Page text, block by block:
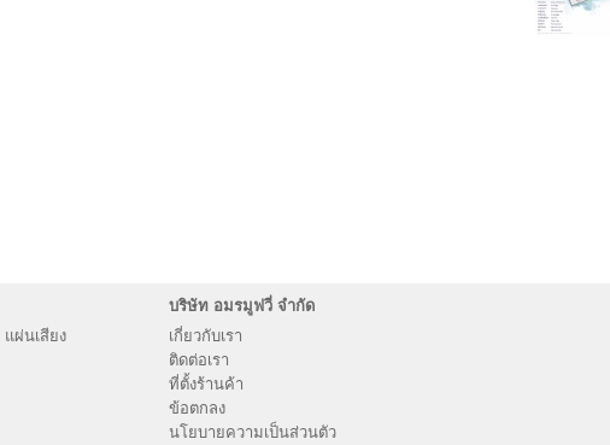
ผ่นเสียง
บริษัท อมรมูฟวี่ จำกัด
เกี่ยวกับเรา
ติดต่อเรา
ที่ตั้งร้านค้า
ข้อตกลง
นโยบายความเป็นส่วนตัว